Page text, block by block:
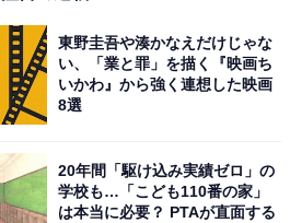
東野圭吾や湊かなえだけじゃな
い、「業と罪」を描く『映画ち
いかわ』から強く連想した映画
8選
20年間「駆け込み実績ゼロ」の
学校も…「こども110番の家」
は本当に必要？ PTAが直面する